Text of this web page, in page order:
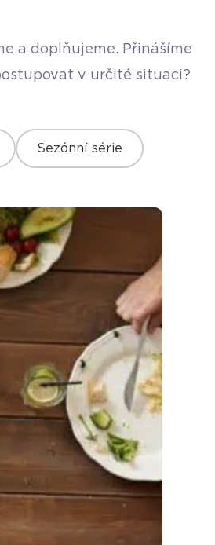
a doplňujeme. Přinášíme
v určité situaci?
Sezónní série